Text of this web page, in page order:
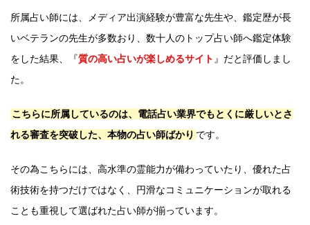
所属占い師には、メディア出演経験が豊富な先生や、鑑定歴が長
いベテランの先生が多数おり、数十人のトップ占い師へ鑑定体験
をした結果、『質の高い占いが楽しめるサイト 』だと評価しまし
た。
こちらに所属しているのは、電話占い業界でもとくに厳しいとさ
れる審査を突破した、本物の占い師ばかり です。
その為こちらには、高水準の霊能力が備わっていたり、優れた占
術技術を持つだけではなく、円滑なコミュニケーションが取れる
ことも重視して選ばれた占い師が揃っています。